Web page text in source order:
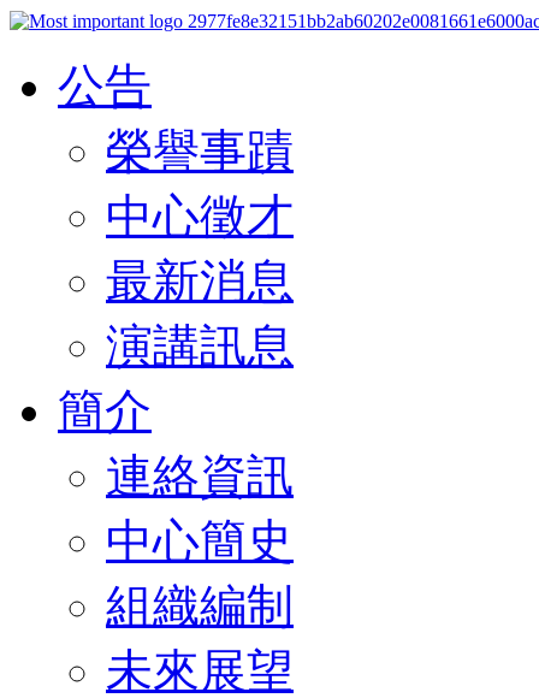
公告
榮譽事蹟
中心徵才
最新消息
演講訊息
簡介
連絡資訊
中心簡史
組織編制
未來展望